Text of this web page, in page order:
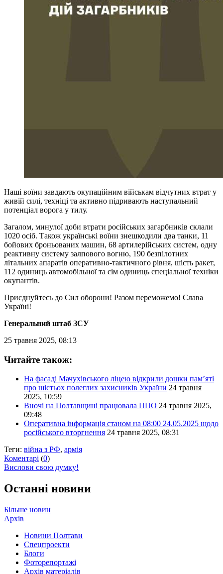
Наші воїни завдають окупаційним військам відчутних втрат у
живій силі, техніці та активно підривають наступальний
потенціал ворога у тилу.
Загалом, минулої доби втрати російських загарбників склали
1020 осіб. Також українські воїни знешкодили два танки, 11
бойових броньованих машин, 68 артилерійських систем, одну
реактивну систему залпового вогню, 190 безпілотних
літальних апаратів оперативно-тактичного рівня, шість ракет,
112 одиниць автомобільної та сім одиниць спеціальної техніки
окупантів.
Приєднуйтесь до Сил оборони! Разом переможемо! Слава
Україні!
Генеральний штаб ЗСУ
25 травня 2025, 08:13
Читайте також:
На фасаді Мачухівського ліцею відкрили дошки пам’яті
про шістьох полеглих захисників України 24 травня
2025, 10:59
Вночі на Полтавщині працювала ППО 24 травня 2025,
09:48
Оперативна інформація станом на 08:00 24.05.2025 щодо
російського вторгнення 24 травня 2025, 08:31
Теги: війна з РФ, армія
Коментарі (0)
Вислови свою думку!
Останні новини
Більше новин
Архів
Новини Полтави
Спецпроекти
Блоги
Фоторепортажі
Архів матеріалів